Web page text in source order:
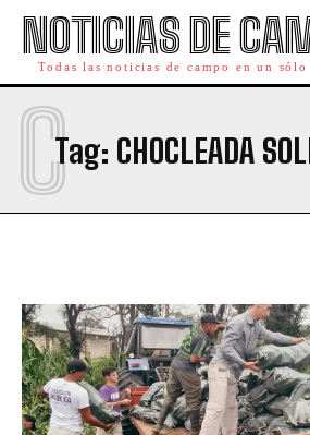
NOTICIAS DE
Todas las noticias de campo en un
Tag: CHOCLEADA
C